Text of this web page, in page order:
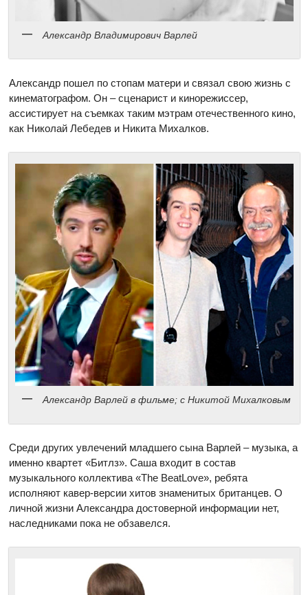
Александр Владимирович Варлей
Александр пошел по стопам матери и связал свою жизнь с
кинематографом. Он – сценарист и кинорежиссер,
ассистирует на съемках таким мэтрам отечественного кино,
как Николай Лебедев и Никита Михалков.
Александр Варлей в фильме; с Никитой Михалковым
Среди других увлечений младшего сына Варлей – музыка, а
именно квартет «Битлз». Саша входит в состав
музыкального коллектива «The BeatLove», ребята
исполняют кавер-версии хитов знаменитых британцев. О
личной жизни Александра достоверной информации нет,
наследниками пока не обзавелся.